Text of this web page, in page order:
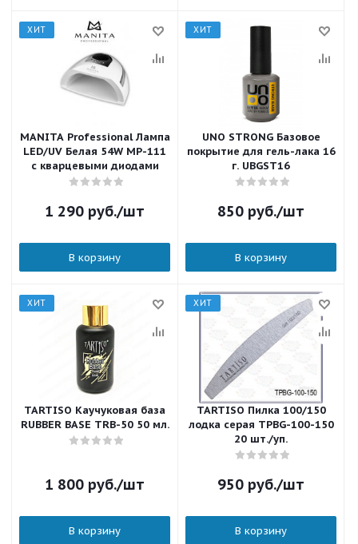
ХИТ
MANITA Professional Лампа
LED/UV Белая 54W MP-111
с кварцевыми диодами
1 290 руб./шт
В корзину
ХИТ
UNO STRONG Базовое
покрытие для гель-лака 16
г. UBGST16
850 руб./шт
В корзину
ХИТ
TARTISO Каучуковая база
RUBBER BASE TRB-50 50 мл.
1 800 руб./шт
В корзину
ХИТ
TARTISO Пилка 100/150
лодка серая TPBG-100-150
20 шт./уп.
950 руб./шт
В корзину